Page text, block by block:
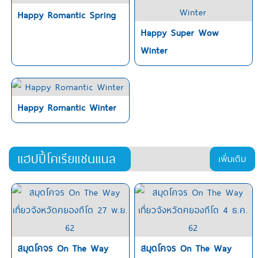
Happy Romantic Spring
Happy Super Wow
Winter
Happy Romantic Winter
แฮปปี้โคเรียแชนแนล เพิ่มเติม
สมุดโคจร On The Way
สมุดโคจร On The Way